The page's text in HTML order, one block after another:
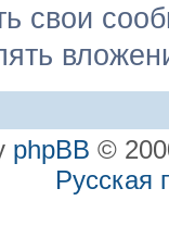
свои
phpBB ©
Русская